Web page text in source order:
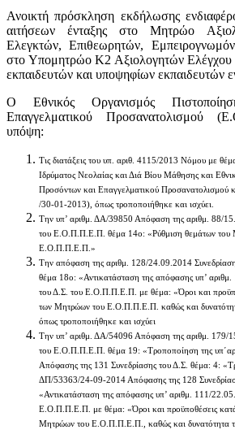
Ανοικτή πρόσκληση εκδήλωσης
αιτήσεων ένταξης στο Μητρώο
Ελεγκτών, Επιθεωρητών,
στο Υπομητρώο Κ2 Αξιολογητών Ελέγχου
εκπαιδευτών και υποψηφίων εκπαιδευτών
Ο Εθνικός Οργανισμός
Επαγγελματικού Προσανατολισμού
υπόψη:
Τις διατάξεις του υπ. αριθ. 4115/2013 Νόμου με
Ιδρύματος Νεολαίας και Διά Βίου Μάθησης και
Προσόντων και Επαγγελματικού Προσανατολισμού
/30-01-2013), όπως τροποποιήθηκε και ισχύει.
Την υπ’ αριθμ. ΔΑ/39850 Απόφαση της αριθμ. 88/
του Ε.Ο.Π.Π.Ε.Π. θέμα 14ο: «Ρύθμιση θεμάτων του
Ε.Ο.Π.Π.Ε.Π.»
Την απόφαση της αριθμ. 128/24.09.2014
θέμα 18ο: «Αντικατάσταση της απόφασης υπ’
του Δ.Σ. του Ε.Ο.Π.Π.Ε.Π. με θέμα: «Όροι και
των Μητρώων του Ε.Ο.Π.Π.Ε.Π. καθώς και
όπως τροποποιήθηκε και ισχύει
Την υπ’ αριθμ. ΔΑ/54096 Απόφαση της αριθμ. 179/
του Ε.Ο.Π.Π.Ε.Π. θέμα 19: «Τροποποίηση της
Απόφασης της 131 Συνεδρίασης του Δ.Σ. θέμα: 4:
ΔΠ/53363/24-09-2014 Απόφασης της 128
«Αντικατάσταση της απόφασης υπ’ αριθμ. 111/
Ε.Ο.Π.Π.Ε.Π. με θέμα: «Όροι και προϋποθέσεις
Μητρώων του Ε.Ο.Π.Π.Ε.Π., καθώς και δυνατότητα